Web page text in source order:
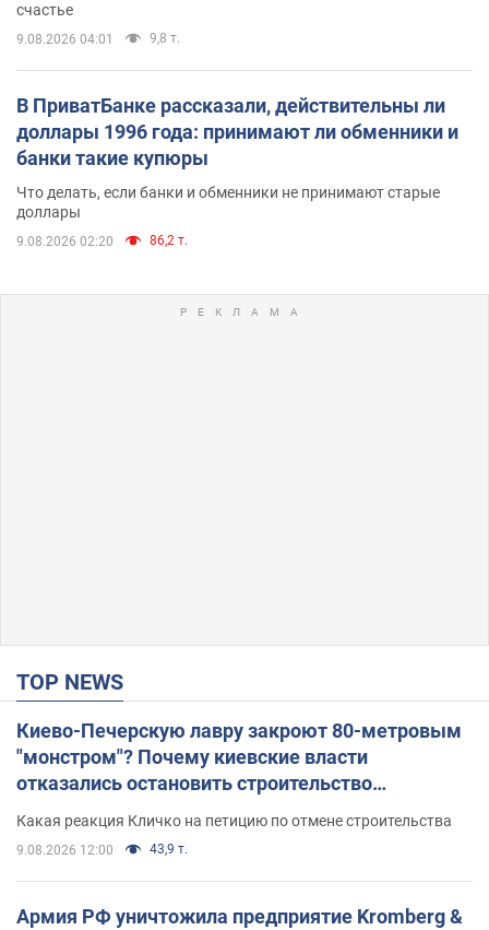
счастье
9.08.2026 04:01 9,8 т.
В ПриватБанке рассказали, действительны ли
доллары 1996 года: принимают ли обменники и
банки такие купюры
Что делать, если банки и обменники не принимают старые
доллары
9.08.2026 02:20 86,2 т.
TOP NEWS
Киево-Печерскую лавру закроют 80-метровым
"монстром"? Почему киевские власти
отказались остановить строительство
Какая реакция Кличко на петицию по отмене строительства
9.08.2026 12:00 43,9 т.
Армия РФ уничтожила предприятие Kromberg &